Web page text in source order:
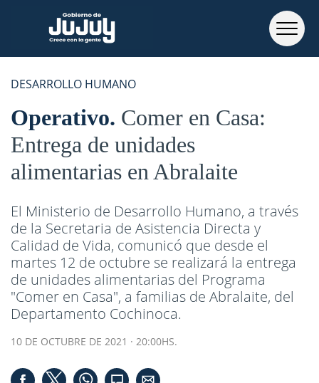
DESARROLLO HUMANO
Operativo Comer en Casa:
Entrega de unidades
alimentarias en Abralaite
El Ministerio de Desarrollo Humano, a través
de la Secretaria de Asistencia Directa y
Calidad de Vida, comunicó que desde el
martes 12 de octubre se realizará la entrega
de unidades alimentarias del Programa
"Comer en Casa", a familias de Abralaite, del
Departamento Cochinoca.
10 DE OCTUBRE DE 2021 · 20:00HS.